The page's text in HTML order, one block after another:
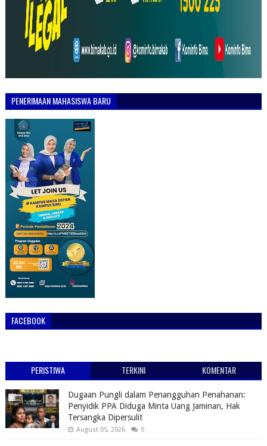
PENERIMAAN MAHASISWA BARU
FACEBOOK
PERISTIWA TERKINI KOMENTAR
Dugaan Pungli dalam Penangguhan Penahanan:
Penyidik PPA Diduga Minta Uang Jaminan, Hak
Tersangka Dipersulit
August 05, 2026 0